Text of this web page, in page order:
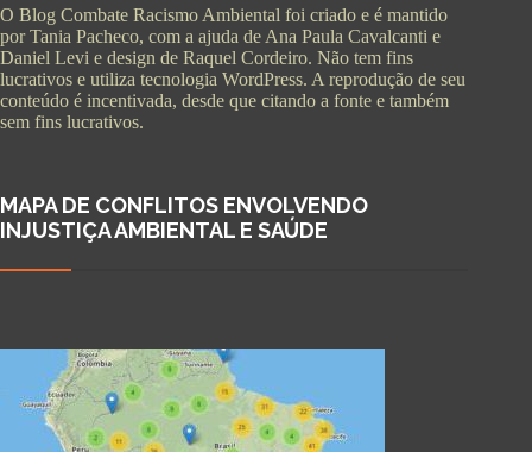
O Blog Combate Racismo Ambiental foi criado e é mantido
por Tania Pacheco, com a ajuda de Ana Paula Cavalcanti e
Daniel Levi e design de Raquel Cordeiro. Não tem fins
lucrativos e utiliza tecnologia WordPress. A reprodução de seu
conteúdo é incentivada, desde que citando a fonte e também
sem fins lucrativos.
MAPA DE CONFLITOS ENVOLVENDO
INJUSTIÇA AMBIENTAL E SAÚDE